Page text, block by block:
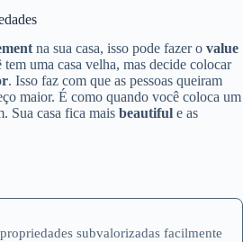
na sua casa, isso pode fazer o value
uma casa velha, mas decide colocar
. Isso faz com que as pessoas queiram
maior. É como quando você coloca um
Sua casa fica mais beautiful e as
subvalorizadas facilmente